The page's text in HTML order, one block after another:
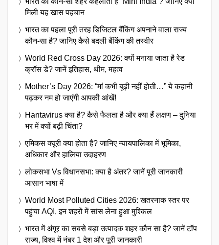
मिली यह खास पहचान
भारत का पहला पूरी तरह डिजिटल बैंकिंग अपनाने वाला राज्य
कौन-सा है? जानिए कैसे बदली बैंकिंग की तस्वीर
World Red Cross Day 2026: क्यों मनाया जाता है रेड
क्रॉस डे? जानें इतिहास, थीम, महत्व
Mother’s Day 2026: “मां कभी बूढ़ी नहीं होती…” ये कहानी
पढ़कर नम हो जाएंगी आपकी आंखें!
Hantavirus क्या है? कैसे फैलता है और क्या हैं लक्षण – दुनिया
भर में क्यों बढ़ी चिंता?
एमिकस क्यूरी क्या होता है? जानिए न्यायपालिका में भूमिका,
अधिकार और हालिया उदाहरण
लोकसभा Vs विधानसभा: क्या है अंतर? जानें पूरी जानकारी
आसान भाषा में
World Most Polluted Cities 2026: खतरनाक स्तर पर
पहुंचा AQI, इन शहरों में सांस लेना हुआ मुश्किल
भारत में अंगूर का सबसे बड़ा उत्पादक शहर कौन सा है? जानें टॉप
राज्य, विश्व में नंबर 1 देश और पूरी जानकारी